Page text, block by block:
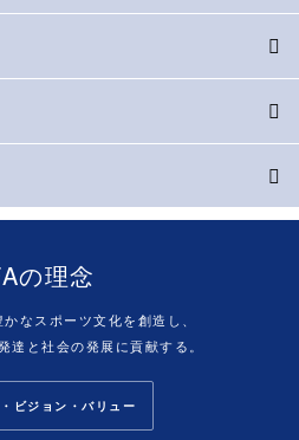
の理念
なスポーツ文化を創造し、
達と社会の発展に貢献する。
ビジョン・バリュー